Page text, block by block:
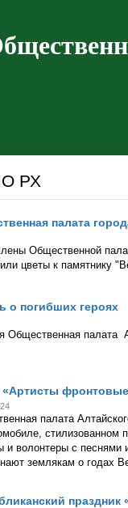
РХ
палата
Общественной
цветы к памятнику
о погибших героях
Общественная палата
«Артисты
палата
стилизованном
и волонтеры с песнями
землякам о годах